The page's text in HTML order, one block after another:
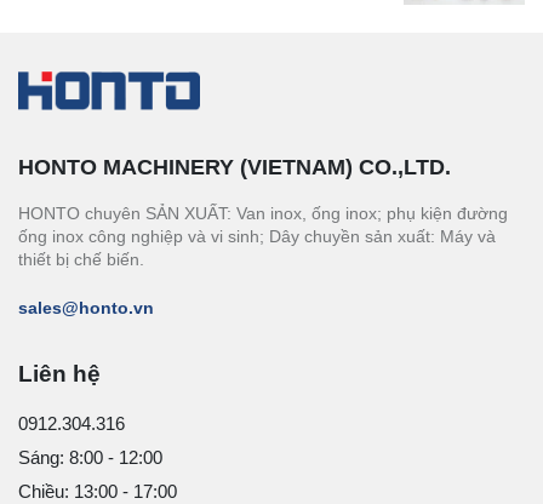
HONTO MACHINERY (VIETNAM) CO.,LTD.
HONTO chuyên SẢN XUẤT: Van inox, ống inox; phụ kiện đường
ống inox công nghiệp và vi sinh; Dây chuyền sản xuất: Máy và
thiết bị chế biến.
sales@honto.vn
Liên hệ
0912.304.316
Sáng: 8:00 - 12:00
Chiều: 13:00 - 17:00